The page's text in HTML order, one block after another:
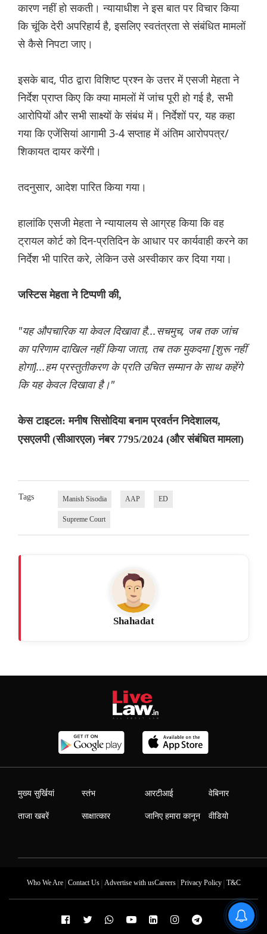
कारण नहीं हो सकती। न्यायाधीश ने इस बात पर विचार किया
कि चूंकि देरी अपरिहार्य है, इसलिए स्वतंत्रता से संबंधित मामलों
से कैसे निपटा जाए।
इसके बाद, पीठ द्वारा विशिष्ट प्रश्न के उत्तर में एसजी मेहता ने
निर्देश प्राप्त किए कि क्या मामलों में जांच पूरी हो गई है, सभी
आरोपियों और सभी साक्ष्यों के संबंध में। निर्देशों पर, यह कहा
गया कि एजेंसियां ​​आगामी 3-4 सप्ताह में अंतिम आरोपपत्र/
शिकायत दायर करेंगी।
तदनुसार, आदेश पारित किया गया।
हालांकि एसजी मेहता ने न्यायालय से आग्रह किया कि वह
ट्रायल कोर्ट को दिन-प्रतिदिन के आधार पर कार्यवाही करने का
निर्देश भी पारित करे, लेकिन उसे अस्वीकार कर दिया गया।
जस्टिस मेहता ने टिप्पणी की,
"यह औपचारिक या केवल दिखावा है...सचमुच, जब तक जांच
का परिणाम दाखिल नहीं किया जाता, तब तक मुकदमा [शुरू नहीं
होगा]...हम प्रस्तुतीकरण के प्रति उचित सम्मान के साथ कहेंगे
कि यह केवल दिखावा है।"
केस टाइटल: मनीष सिसोदिया बनाम प्रवर्तन निदेशालय,
एसएलपी (सीआरएल) नंबर 7795/2024 (और संबंधित मामला)
Tags Manish Sisodia AAP ED
Supreme Court
Shahadat
मुख्य सुर्खियां
ताजा खबरें
स्तंभ
साक्षात्कार
आरटीआई
जानिए हमारा कानून
वेबिनार
वीडियो
Who We Are| Contact Us| Advertise with usCareers| Privacy Policy| T&C